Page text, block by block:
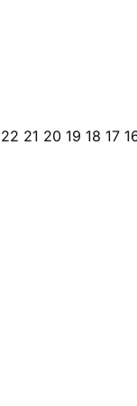
22 21 20 19 18 17